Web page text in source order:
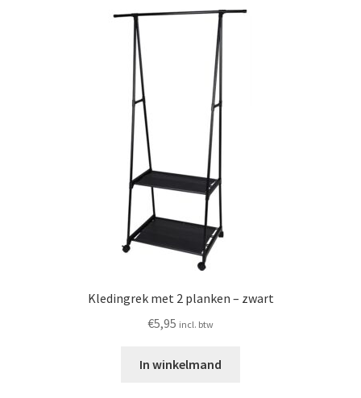
Kledingrek met 2 planken – zwart
€5,95 incl. btw
In winkelmand